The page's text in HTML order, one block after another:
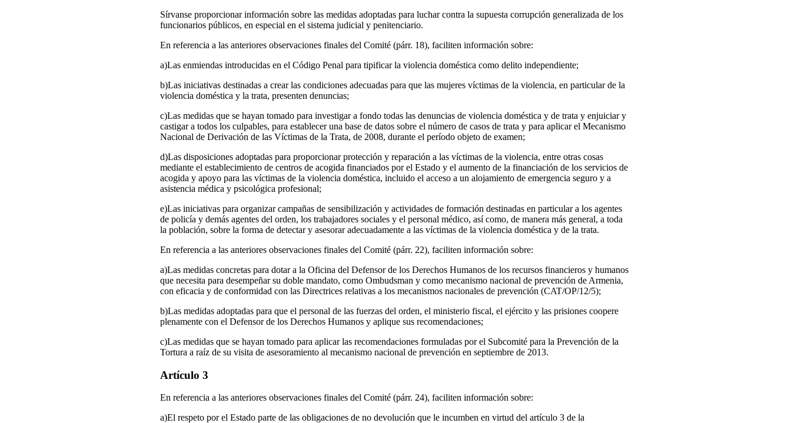
Sírvanse proporcionar información sobre las medidas adoptadas para luchar contra la supuesta corrupción generalizada de los
funcionarios públicos, en especial en el sistema judicial y penitenciario.
En referencia a las anteriores observaciones finales del Comité (párr. 18), faciliten información sobre:
a)Las enmiendas introducidas en el Código Penal para tipificar la violencia doméstica como delito independiente;
b)Las iniciativas destinadas a crear las condiciones adecuadas para que las mujeres víctimas de la violencia, en particular de la
violencia doméstica y la trata, presenten denuncias;
c)Las medidas que se hayan tomado para investigar a fondo todas las denuncias de violencia doméstica y de trata y enjuiciar y
castigar a todos los culpables, para establecer una base de datos sobre el número de casos de trata y para aplicar el Mecanismo
Nacional de Derivación de las Víctimas de la Trata, de 2008, durante el período objeto de examen;
d)Las disposiciones adoptadas para proporcionar protección y reparación a las víctimas de la violencia, entre otras cosas
mediante el establecimiento de centros de acogida financiados por el Estado y el aumento de la financiación de los servicios de
acogida y apoyo para las víctimas de la violencia doméstica, incluido el acceso a un alojamiento de emergencia seguro y a
asistencia médica y psicológica profesional;
e)Las iniciativas para organizar campañas de sensibilización y actividades de formación destinadas en particular a los agentes
de policía y demás agentes del orden, los trabajadores sociales y el personal médico, así como, de manera más general, a toda
la población, sobre la forma de detectar y asesorar adecuadamente a las víctimas de la violencia doméstica y de la trata.
En referencia a las anteriores observaciones finales del Comité (párr. 22), faciliten información sobre:
a)Las medidas concretas para dotar a la Oficina del Defensor de los Derechos Humanos de los recursos financieros y humanos
que necesita para desempeñar su doble mandato, como Ombudsman y como mecanismo nacional de prevención de Armenia,
con eficacia y de conformidad con las Directrices relativas a los mecanismos nacionales de prevención (CAT/OP/12/5);
b)Las medidas adoptadas para que el personal de las fuerzas del orden, el ministerio fiscal, el ejército y las prisiones coopere
plenamente con el Defensor de los Derechos Humanos y aplique sus recomendaciones;
c)Las medidas que se hayan tomado para aplicar las recomendaciones formuladas por el Subcomité para la Prevención de la
Tortura a raíz de su visita de asesoramiento al mecanismo nacional de prevención en septiembre de 2013.
Artículo 3
En referencia a las anteriores observaciones finales del Comité (párr. 24), faciliten información sobre:
a)El respeto por el Estado parte de las obligaciones de no devolución que le incumben en virtud del artículo 3 de la